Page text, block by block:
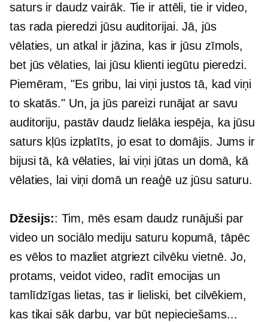
saturs ir daudz vairāk. Tie ir attēli, tie ir video,
tas rada pieredzi jūsu auditorijai. Jā, jūs
vēlaties, un atkal ir jāzina, kas ir jūsu zīmols,
bet jūs vēlaties, lai jūsu klienti iegūtu pieredzi.
Piemēram, "Es gribu, lai viņi justos tā, kad viņi
to skatās." Un, ja jūs pareizi runājat ar savu
auditoriju, pastāv daudz lielāka iespēja, ka jūsu
saturs kļūs izplatīts, jo esat to domājis. Jums ir
bijusi tā, kā vēlaties, lai viņi jūtas un domā, kā
vēlaties, lai viņi domā un reaģē uz jūsu saturu.
Džesijs:: Tim, mēs esam daudz runājuši par
video un sociālo mediju saturu kopumā, tāpēc
es vēlos to mazliet atgriezt cilvēku vietnē. Jo,
protams, veidot video, radīt emocijas un
tamlīdzīgas lietas, tas ir lieliski, bet cilvēkiem,
kas tikai sāk darbu, var būt nepieciešams...